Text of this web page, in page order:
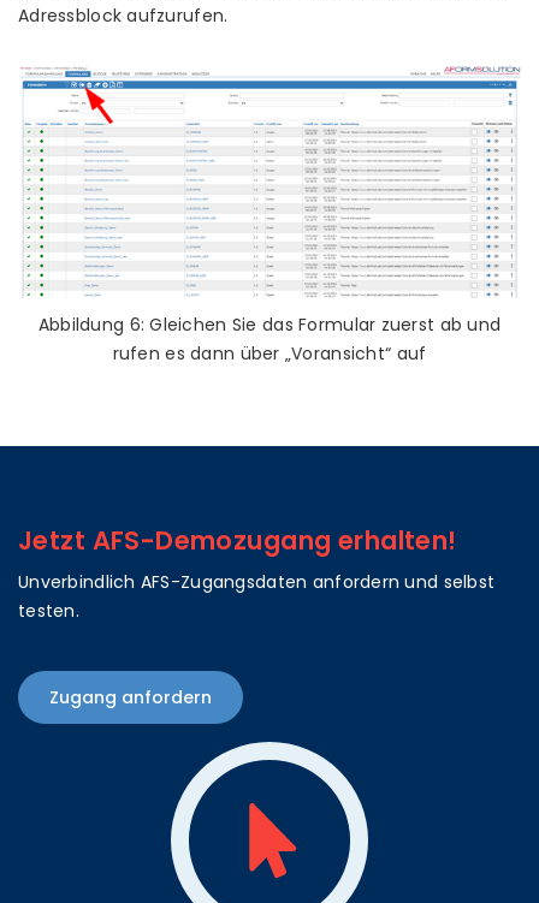
Adressblock aufzurufen.
Abbildung 6: Gleichen Sie das Formular zuerst ab und
rufen es dann über „Voransicht“ auf
Jetzt AFS-Demozugang erhalten!
Unverbindlich AFS-Zugangsdaten anfordern und selbst
testen.
Zugang anfordern